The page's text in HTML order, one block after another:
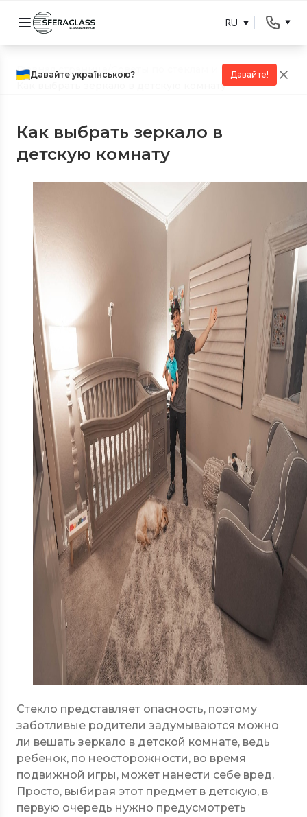
RU
Главная страница Советы по стеклам и зеркалам
Как выбрать зеркало в детскую комнату
Как выбрать зеркало в
детскую комнату
Стекло представляет опасность, поэтому
заботливые родители задумываются можно
ли вешать зеркало в детской комнате, ведь
ребенок, по неосторожности, во время
подвижной игры, может нанести себе вред.
Просто, выбирая этот предмет в детскую, в
первую очередь нужно предусмотреть
Давайте українською? Давайте!